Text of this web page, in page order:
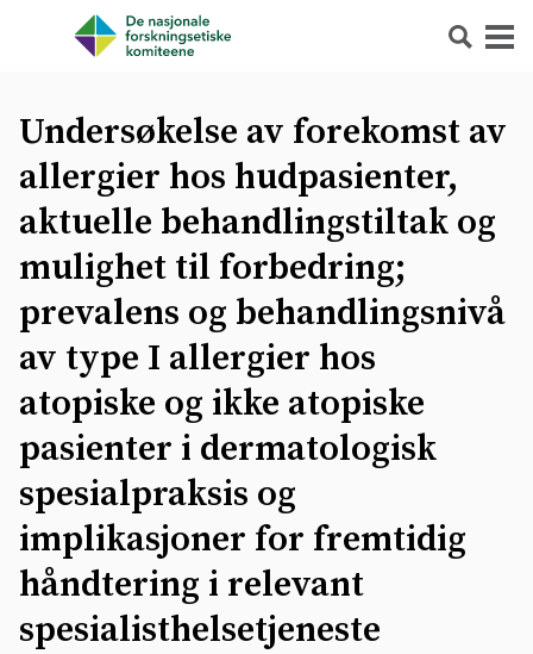
Søk Meny
Undersøkelse av forekomst av
allergier hos hudpasienter,
aktuelle behandlingstiltak og
mulighet til forbedring;
prevalens og behandlingsnivå
av type I allergier hos
atopiske og ikke atopiske
pasienter i dermatologisk
spesialpraksis og
implikasjoner for fremtidig
håndtering i relevant
spesialisthelsetjeneste